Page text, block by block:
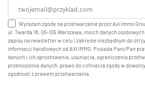
Wyrażam zgodę na przetwarzanie przez Axi Immo
ul. Twarda 18, 00-105 Warszawa, moich danych
zapisu na newsletter w celu i zakresie niezbędnym do
informacji handlowych od AXI IMMO. Posiada Pani/Pan
danych i ich sprostowania, usunięcia, ograniczenia
przenoszenia danych, prawo do cofnięcia zgody w
zgodność z prawem przetwarzania.